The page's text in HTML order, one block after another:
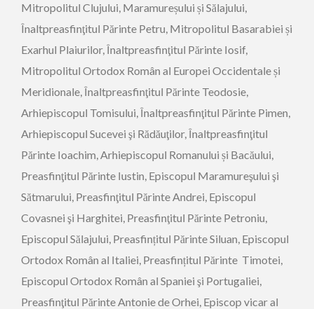
Mitropolitul Clujului, Maramureșului și Sălajului,
Înaltpreasfinţitul Părinte Petru, Mitropolitul Basarabiei și
Exarhul Plaiurilor, Înaltpreasfinţitul Părinte Iosif,
Mitropolitul Ortodox Român al Europei Occidentale și
Meridionale, Înaltpreasfinţitul Părinte Teodosie,
Arhiepiscopul Tomisului, Înaltpreasfinţitul Părinte Pimen,
Arhiepiscopul Sucevei şi Rădăuţilor, Înaltpreasfinţitul
Părinte Ioachim, Arhiepiscopul Romanului și Bacăului,
Preasfinţitul Părinte Iustin, Episcopul Maramureşului şi
Sătmarului, Preasfinţitul Părinte Andrei, Episcopul
Covasnei şi Harghitei, Preasfinţitul Părinte Petroniu,
Episcopul Sălajului, Preasfințitul Părinte Siluan, Episcopul
Ortodox Român al Italiei, Preasfințitul Părinte Timotei,
Episcopul Ortodox Român al Spaniei şi Portugaliei,
Preasfinţitul Părinte Antonie de Orhei, Episcop vicar al